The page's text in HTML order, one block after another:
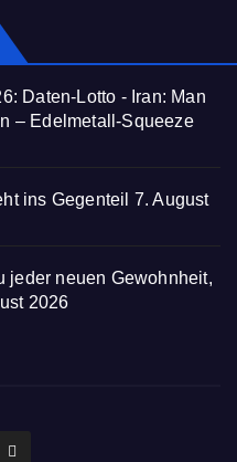
Daten-Lotto - Iran: Man
– Edelmetall-Squeeze
ins Gegenteil 7. August
jeder neuen Gewohnheit,
2026